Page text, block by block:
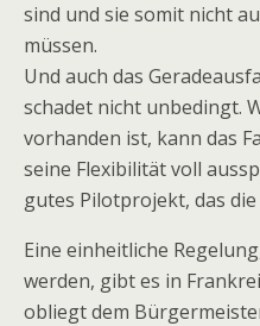
sind und sie somit nicht
müssen.
Und auch das
schadet nicht unbedingt.
vorhanden ist, kann das
seine Flexibilität voll
gutes Pilotprojekt, das
Eine einheitliche
werden, gibt es in
obliegt dem